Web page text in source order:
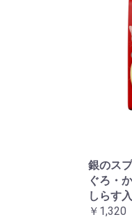
銀のス
ぐろ・
しらす
￥1,320